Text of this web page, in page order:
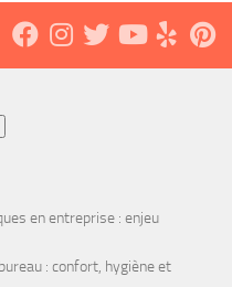
en entreprise : enjeu
: confort, hygiène et